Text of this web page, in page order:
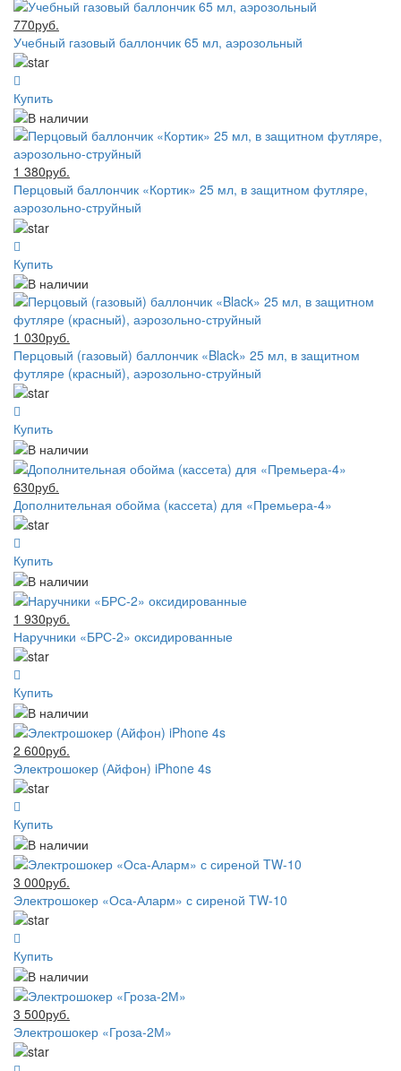
770руб.
Учебный газовый баллончик 65 мл, аэрозольный
Купить
1 380руб.
Перцовый баллончик «Кортик» 25 мл, в защитном футляре,
аэрозольно-струйный
Купить
1 030руб.
Перцовый (газовый) баллончик «Black» 25 мл, в защитном
футляре (красный), аэрозольно-струйный
Купить
630руб.
Дополнительная обойма (кассета) для «Премьера-4»
Купить
1 930руб.
Наручники «БРС-2» оксидированные
Купить
2 600руб.
Электрошокер (Айфон) iPhone 4s
Купить
3 000руб.
Электрошокер «Оса-Аларм» с сиреной TW-10
Купить
3 500руб.
Электрошокер «Гроза-2М»